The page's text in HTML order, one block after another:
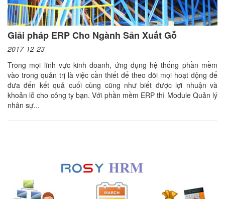
Giải pháp ERP Cho Ngành Sản Xuất Gỗ
2017-12-23
Trong mọi lĩnh vực kinh doanh, ứng dụng hệ thống phần mềm
vào trong quản trị là việc cần thiết để theo dõi mọi hoạt động để
đưa đến kết quả cuối cùng cũng như biết được lợi nhuận và
khoản lỗ cho công ty bạn. Với phần mềm ERP thì Module Quản lý
nhân sự...